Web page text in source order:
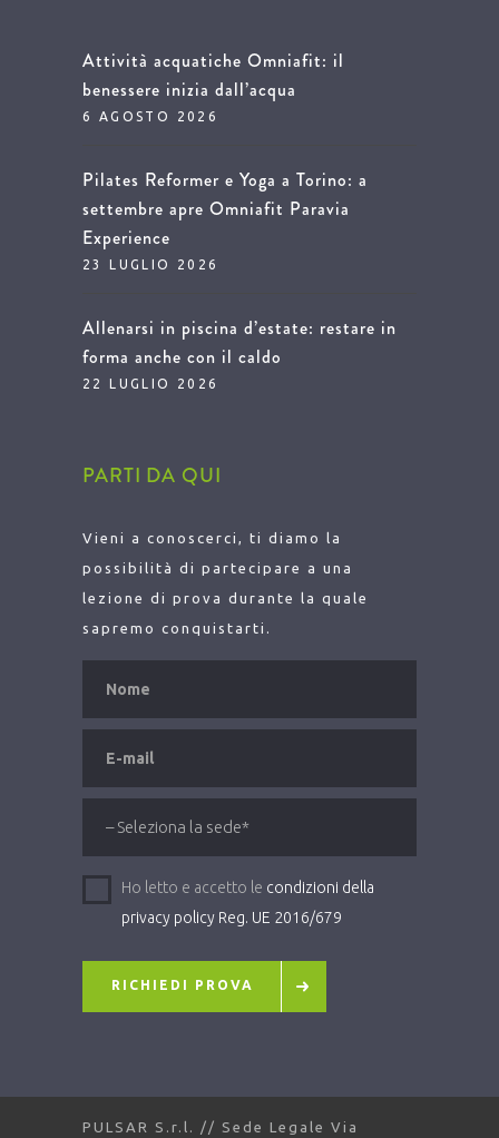
Attività acquatiche Omniafit: il
benessere inizia dall’acqua
6 AGOSTO 2026
Pilates Reformer e Yoga a Torino: a
settembre apre Omniafit Paravia
Experience
23 LUGLIO 2026
Allenarsi in piscina d’estate: restare in
forma anche con il caldo
22 LUGLIO 2026
PARTI DA QUI
Vieni a conoscerci, ti diamo la
possibilità di partecipare a una
lezione di prova durante la quale
sapremo conquistarti.
Ho letto e accetto le condizioni della
privacy policy Reg. UE 2016/679
RICHIEDI PROVA
PULSAR S.r.l. // Sede Legale Via